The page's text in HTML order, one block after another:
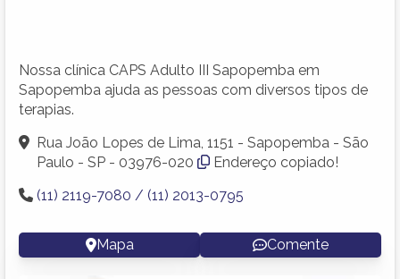
Nossa clínica CAPS Adulto III Sapopemba em
Sapopemba ajuda as pessoas com diversos tipos de
terapias.
Rua João Lopes de Lima, 1151 - Sapopemba - São
Paulo - SP - 03976-020
Endereço copiado!
(11) 2119-7080 / (11) 2013-0795
Mapa Comente